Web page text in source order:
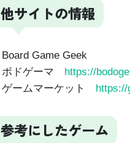
他サイトの情報
Board Game Geek
ボドゲーマ https://
ゲームマーケット https://
参考にしたゲーム